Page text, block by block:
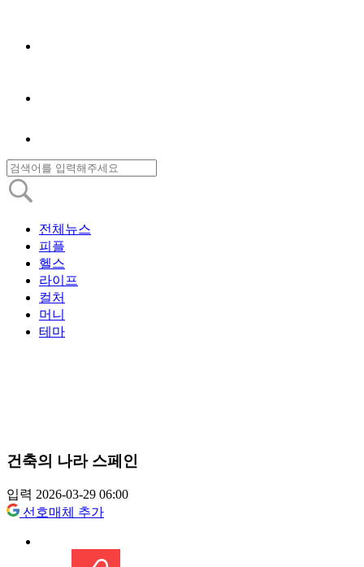
전체뉴스
피플
헬스
라이프
컬처
머니
테마
건축의 나라 스페인
입력 2026-03-29 06:00
선호매체 추가